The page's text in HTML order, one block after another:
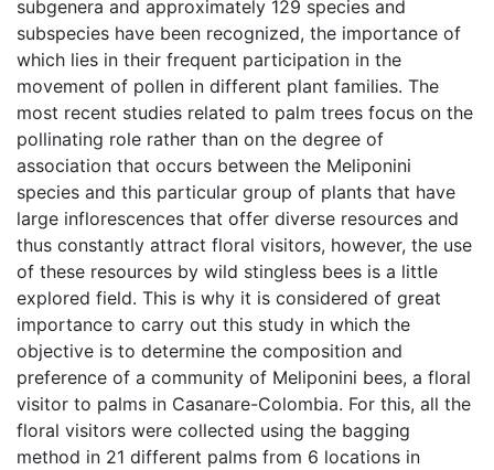
subgenera and approximately 129 species and
subspecies have been recognized, the importance of
which lies in their frequent participation in the
movement of pollen in different plant families. The
most recent studies related to palm trees focus on the
pollinating role rather than on the degree of
association that occurs between the Meliponini
species and this particular group of plants that have
large inflorescences that offer diverse resources and
thus constantly attract floral visitors, however, the use
of these resources by wild stingless bees is a little
explored field. This is why it is considered of great
importance to carry out this study in which the
objective is to determine the composition and
preference of a community of Meliponini bees, a floral
visitor to palms in Casanare-Colombia. For this, all the
floral visitors were collected using the bagging
method in 21 different palms from 6 locations in